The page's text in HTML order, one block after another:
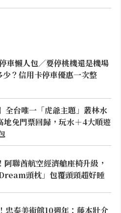
車懶人包／要停桃機還是機場
？信用卡停車優惠一次整
全台唯一「虎爺主題」叢林水
地免門票回歸，玩水＋4大順遊
阿聯酋航空經濟艙座椅升級，
頭枕」包覆頭頸超好睡
忠泰美術館10週年：藤本壯介